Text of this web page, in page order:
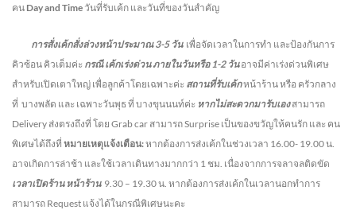
คน Day and Time วันที่รับเค้ก และวันที่ของวันสำคัญ
การสั่งเค้กสั่งล่วงหน้าประมาณ3-5 วัน เพื่อจัดเวลาในการทำ และป้องกันการ
คิวซ้อน คิวเต็มค่ะ กรณี เค้กเร่งด่วนภายในวันหรือ 1-2 วัน อาจมีค่าเร่งด่วนพิเศษ
สำหรับเปิดเตาใหญ่ เพื่อลูกค้าโดยเฉพาะค่ะ สถานที่รับเค้กหน้าร้าน หรือ ครัวกลาง
ที่ บางพลัด และ เฉพาะวันพุธ ที่ บางขุนนนท์ค่ะ หากไม่สะดวกมารับเองสามารถ
Delivery ส่งตรงถึงที่ โดย Grab car สามารถ Surprise เป็นของขวัญให้คนรัก และ คน
พิเศษได้ถึงที่ หมายเหตุแจ้งเตือน:หากต้องการส่งเค้กในช่วงเวลา 16.00- 19.00 น.
อาจเกิดการล่าช้า และใช้เวลาเดินทางมากกว่า 1 ชม. เนื่องจากการจลาจลติดขัด
เวลาเปิดร้าน หน้าร้าน 9.30 – 19.30 น. หากต้องการส่งเค้กในเวลานอกทำการ
สามารถ Request แจ้งได้ในกรณีพิเศษนะคะ